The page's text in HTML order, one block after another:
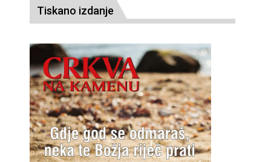
Tiskano izdanje